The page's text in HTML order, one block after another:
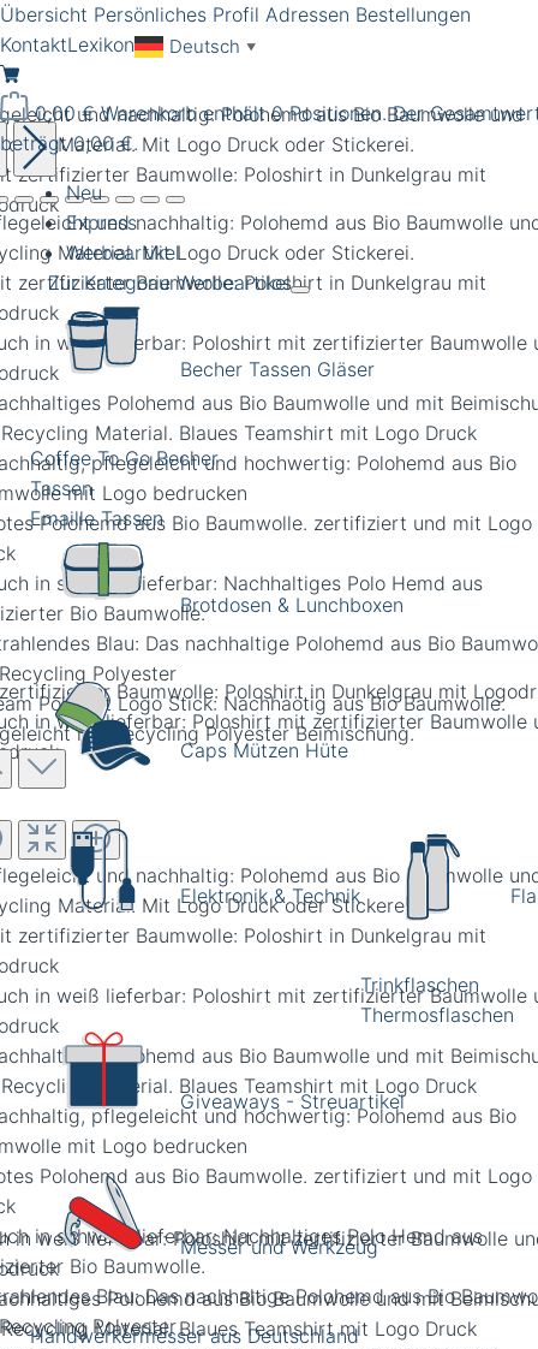
Übersicht Persönliches Profil Adressen Bestellungen
KontaktLexikon Deutsch ▼
0,00 €Warenkorb enthält 0 Positionen. Der
beträgt 0,00 €.
Neu
Express
Werbeartikel
Zur Kategorie Werbeartikel
Becher Tassen Gläser
Coffee To Go Becher
Tassen
Emaille Tassen
Brotdosen & Lunchboxen
Caps Mützen Hüte
Elektronik & Technik
Trinkflaschen
Thermosflaschen
Giveaways - Streuartikel
Messer und Werkzeug
Handwerkermesser aus Deutschland
und nachhaltig: Polohemd aus Bio Baumwolle und
Material. Mit Logo Druck oder Stickerei.
Baumwolle: Poloshirt in Dunkelgrau mit
in weiß lieferbar: Poloshirt mit zertifizierter Baumwolle